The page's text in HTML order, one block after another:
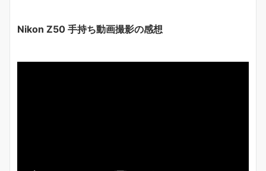
Nikon Z50 手持ち動画撮影の感想